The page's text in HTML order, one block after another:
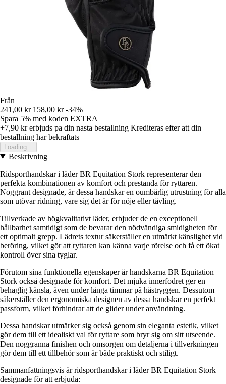
Från
241,00 kr 158,00 kr -34%
Spara 5% med koden EXTRA
+7,90 krerbjuds pa din nasta bestallning Krediteras efter att din
bestallning har bekraftats
Loading...
Beskrivning
Ridsporthandskar i läder BR Equitation Stork representerar den
perfekta kombinationen av komfort och prestanda för ryttaren.
Noggrant designade, är dessa handskar en oumbärlig utrustning för alla
som utövar ridning, vare sig det är för nöje eller tävling.
Tillverkade av högkvalitativt läder, erbjuder de en exceptionell
hållbarhet samtidigt som de bevarar den nödvändiga smidigheten för
ett optimalt grepp. Lädrets textur säkerställer en utmärkt känslighet vid
beröring, vilket gör att ryttaren kan känna varje rörelse och få ett ökat
kontroll över sina tyglar.
Förutom sina funktionella egenskaper är handskarna BR Equitation
Stork också designade för komfort. Det mjuka innerfodret ger en
behaglig känsla, även under långa timmar på hästryggen. Dessutom
säkerställer den ergonomiska designen av dessa handskar en perfekt
passform, vilket förhindrar att de glider under användning.
Dessa handskar utmärker sig också genom sin eleganta estetik, vilket
gör dem till ett idealiskt val för ryttare som bryr sig om sitt utseende.
Den noggranna finishen och omsorgen om detaljerna i tillverkningen
gör dem till ett tillbehör som är både praktiskt och stiligt.
Sammanfattningsvis är ridsporthandskar i läder BR Equitation Stork
designade för att erbjuda: